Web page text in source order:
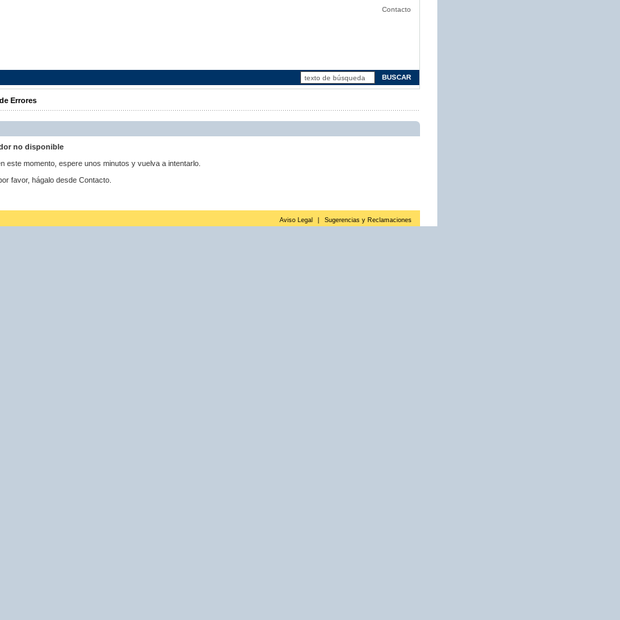
Contacto
Errores
no disponible
este momento, espere unos minutos y vuelva a intentarlo.
favor, hágalo desde Contacto.
Aviso Legal Sugerencias y Reclamaciones